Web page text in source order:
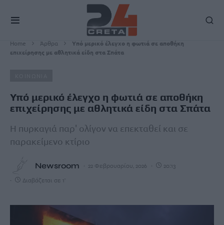
Home Άρθρα
Υπό μερικό έλεγχο η φωτιά σε αποθήκη
επιχείρησης με αθλητικά είδη στα Σπάτα
Υπό μερικό έλεγχο η φωτιά σε αποθήκη
επιχείρησης με αθλητικά είδη στα Σπάτα
Η πυρκαγιά παρ' ολίγον να επεκταθεί και σε
παρακείμενο κτίριο
Newsroom 22 Φεβρουαρίου, 2026 20:13
Διαβάζεται σε 1'